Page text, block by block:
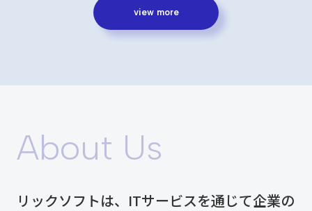
view more
About Us
リックソフトは、ITサービスを通じて企業の